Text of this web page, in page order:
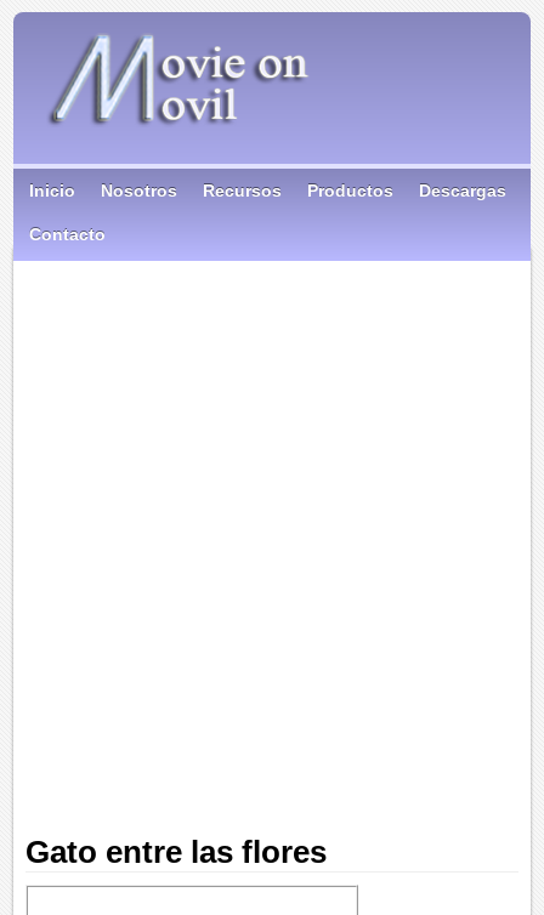
Inicio Nosotros Recursos Productos Descargas
Contacto
Gato entre las flores